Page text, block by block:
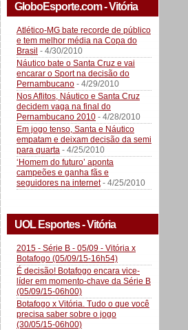
GloboEsporte.com - Vitória
Atlético-MG bate recorde de público
e tem melhor média na Copa do
Brasil - 4/30/2010
Náutico bate o Santa Cruz e vai
encarar o Sport na decisão do
Pernambucano - 4/29/2010
Nos Aflitos, Náutico e Santa Cruz
decidem vaga na final do
Pernambucano 2010 - 4/28/2010
Em jogo tenso, Santa e Náutico
empatam e deixam decisão da semi
para quarta - 4/25/2010
‘Homem do futuro’ aponta
campeões e ganha fãs e
seguidores na internet- 4/25/2010
UOL Esportes - Vitória
2015 - Série B - 05/09 - Vitória x
Botafogo (05/09/15-16h54)
É decisão! Botafogo encara vice-
líder em momento-chave da Série B
(05/09/15-06h00)
Botafogo x Vitória. Tudo o que você
precisa saber sobre o jogo
(30/05/15-06h00)